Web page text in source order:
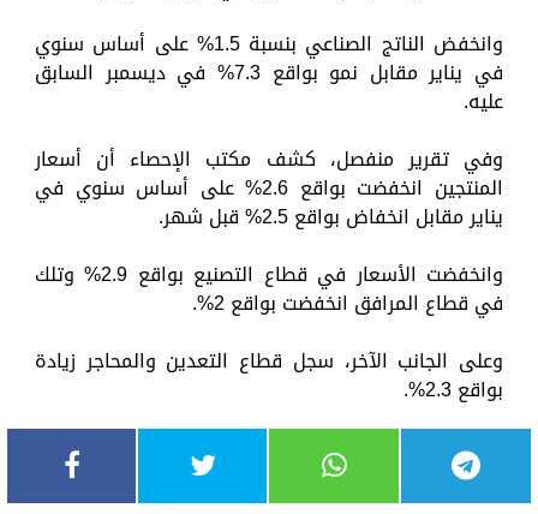
وانخفض الناتج الصناعي بنسبة 1.5% على أساس سنوي
في يناير مقابل نمو بواقع 7.3% في ديسمبر السابق
عليه.
وفي تقرير منفصل، كشف مكتب الإحصاء أن أسعار
المنتجين انخفضت بواقع 2.6% على أساس سنوي في
يناير مقابل انخفاض بواقع 2.5% قبل شهر.
وانخفضت الأسعار في قطاع التصنيع بواقع 2.9% وتلك
في قطاع المرافق انخفضت بواقع 2%.
وعلى الجانب الآخر، سجل قطاع التعدين والمحاجر زيادة
بواقع 2.3%.